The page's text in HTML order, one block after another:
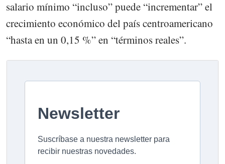
salario mínimo “incluso” puede “incrementar” el
crecimiento económico del país centroamericano
“hasta en un 0,15 %” en “términos reales”.